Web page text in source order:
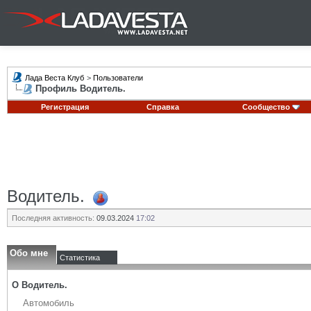
Лада Веста Клуб > Пользователи
Профиль Водитель.
Регистрация Справка Сообщество
Водитель.
Последняя активность: 09.03.2024 17:02
Обо мне Статистика
О Водитель.
Автомобиль